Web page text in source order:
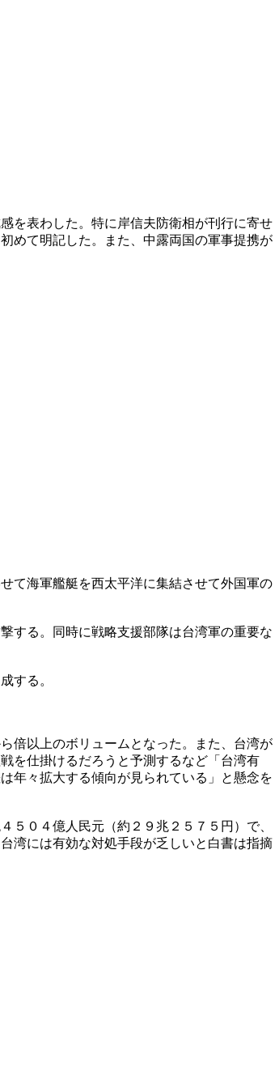
を表わした。特に岸信夫防衛相が刊行に寄せ
めて明記した。また、中露両国の軍事提携が
て海軍艦艇を西太平洋に集結させて外国軍の
する。同時に戦略支援部隊は台湾軍の重要な
する。
倍以上のボリュームとなった。また、台湾が
を仕掛けるだろうと予測するなど「台湾有
年々拡大する傾向が見られている」と懸念を
５０４億人民元（約２９兆２５７５円）で、
湾には有効な対処手段が乏しいと白書は指摘